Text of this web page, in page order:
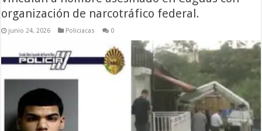
organización de narcotráfico federal.
junio 24, 2026 Policiacas 0